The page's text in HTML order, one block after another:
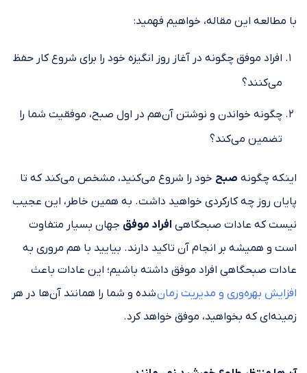
با مطالعه این مقاله، خواهیم فهمید:
افراد موفق چگونه در آغاز روز انگیزه خود را برای شروع کار حفظ
می‌کنند؟
چگونه خواندن و نوشتن آن‌هم در اول صبح، موفقیت شما را
تضمین می‌کند؟
اینکه چگونه صبح خود را شروع می‌کنید، مشخص می‌کند که تا
پایان روز چه کارکردی خواهید داشت. به همین خاطر، این عجیب
نیست که عادات صبحگاهی افراد موفق جهان بسیار متفاوت
است و همیشه بر انجام آن تاکید دارند. بیایید با هم مروری به
عادات صبحگاهی افراد موفق داشته باشیم؛ این عادات باعث
افزایش بهره‌وری و مدیریت زمانشده و شما را همانند آن‌ها در هر
زمینه‌ای که بخواهید، موفق خواهد کرد.